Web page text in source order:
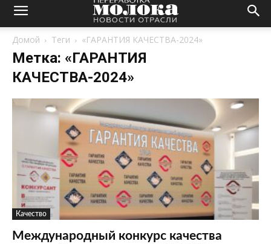
Домой Теги «ГАРАНТИЯ КАЧЕСТВА-2024»
Метка: «ГАРАНТИЯ
КАЧЕСТВА-2024»
Качество
Международный конкурс качества